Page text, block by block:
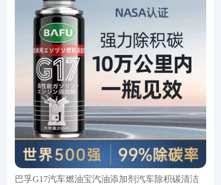
巴孚G17汽车燃油宝汽油添加剂汽车除积碳清洁